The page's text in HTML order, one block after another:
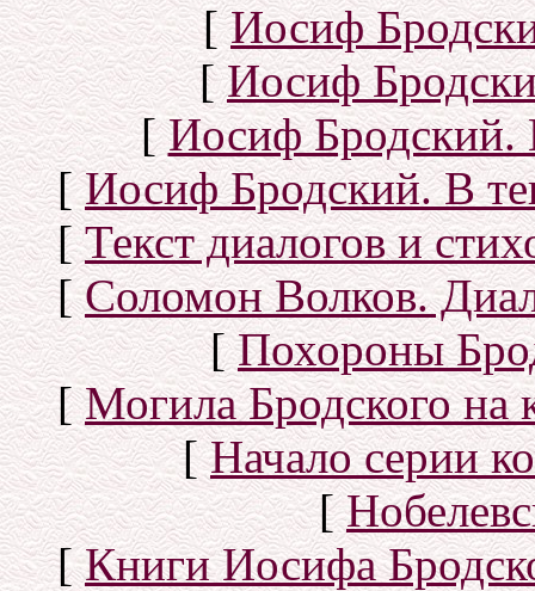
[Иосиф
[Иосиф
[Иосиф Бродский.
[Иосиф Бродский. В
[Текст диалогов и
[Соломон Волков.
[Похороны
[Могила Бродского
[Начало серии
[
[Книги Иосифа